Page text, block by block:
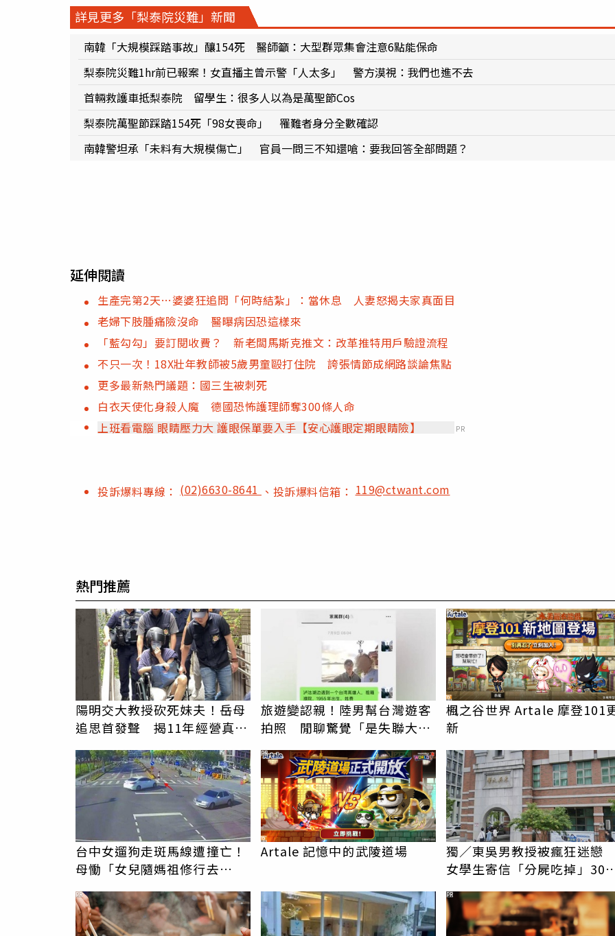
詳見更多「梨泰院災難」新聞
南韓「大規模踩踏事故」釀154死 醫師籲：大型群眾集會注意6點能保命
梨泰院災難1hr前已報案！女直播主曾示警「人太多」 警方漠視：我們也進不去
首輛救護車抵梨泰院 留學生：很多人以為是萬聖節Cos
梨泰院萬聖節踩踏154死「98女喪命」 罹難者身分全數確認
南韓警坦承「未料有大規模傷亡」 官員一問三不知還嗆：要我回答全部問題？
延伸閱讀
生產完第2天…婆婆狂追問「何時結紮」：當休息 人妻怒揭夫家真面目
老婦下肢腫痛險沒命 醫曝病因恐這樣來
「藍勾勾」要訂閱收費？ 新老闆馬斯克推文：改革推特用戶驗證流程
不只一次！18X壯年教師被5歲男童毆打住院 誇張情節成網路談論焦點
更多最新熱門議題：國三生被刺死
白衣天使化身殺人魔 德國恐怖護理師奪300條人命
上班看電腦 眼睛壓力大 護眼保單要入手【安心護眼定期眼睛險】
PR
投訴爆料專線： (02)6630-8641 、投訴爆料信箱：119@ctwant.com
熱門推薦
陽明交大教授砍死妹夫！岳母
追思首發聲 揭11年經營真相
旅遊變認親！陸男幫台灣遊客
拍照 閒聊驚覺「是失聯大
楓之谷世界 Artale 摩登101
新
PR
台中女遛狗走斑馬線遭撞亡！
母慟「女兒隨媽祖修行去
Artale 記憶中的武陵道場
PR
獨／東吳男教授被瘋狂迷
女學生寄信「分屍吃掉」30
PR PR